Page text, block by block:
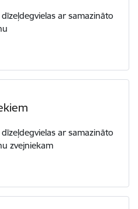
ar samazināto
ar samazināto
zvejniekam